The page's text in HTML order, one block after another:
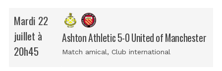
Mardi 22
juillet à
20h45
Ashton Athletic 5-0 United of Manchester
Match amical, Club international